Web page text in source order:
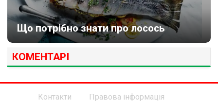
Що потрібно знати про лосось
КОМЕНТАРІ
Контакти Правова інформація